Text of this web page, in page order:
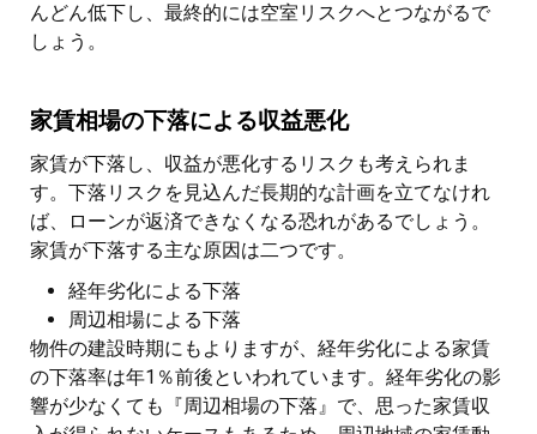
んどん低下し、最終的には空室リスクへとつながるで
しょう。
家賃相場の下落による収益悪化
家賃が下落し、収益が悪化するリスクも考えられま
す。下落リスクを見込んだ長期的な計画を立てなけれ
ば、ローンが返済できなくなる恐れがあるでしょう。
家賃が下落する主な原因は二つです。
経年劣化による下落
周辺相場による下落
物件の建設時期にもよりますが、経年劣化による家賃
の下落率は年1％前後といわれています。経年劣化の影
響が少なくても『周辺相場の下落』で、思った家賃収